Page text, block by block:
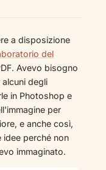
a disposizione
del
Avevo bisogno
degli
in Photoshop e
per
e anche così,
idee perché non
immaginato.